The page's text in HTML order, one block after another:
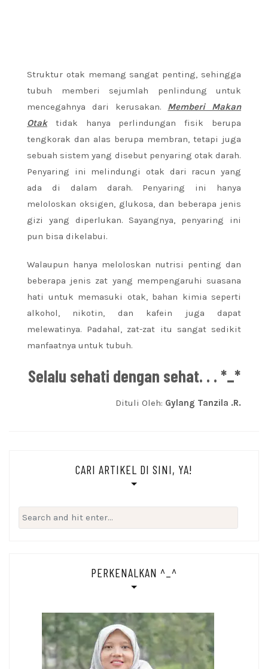
Struktur otak memang sangat penting, sehingga
tubuh memberi sejumlah penlindung untuk
mencegahnya dari kerusakan. Memberi Makan
Otaktidak hanya perlindungan fisik berupa
tengkorak dan alas berupa membran, tetapi juga
sebuah sistem yang disebut penyaring otak darah.
Penyaring ini melindungi otak dari racun yang
ada di dalam darah. Penyaring ini hanya
meloloskan oksigen, glukosa, dan beberapa jenis
gizi yang diperlukan. Sayangnya, penyaring ini
pun bisa dikelabui.
Walaupun hanya meloloskan nutrisi penting dan
beberapa jenis zat yang mempengaruhi suasana
hati untuk memasuki otak, bahan kimia seperti
alkohol, nikotin, dan kafein juga dapat
melewatinya. Padahal, zat-zat itu sangat sedikit
manfaatnya untuk tubuh.
Selalu sehati dengan sehat. . . *_*
Dituli Oleh: Gylang Tanzila .R.
CARI ARTIKEL DI SINI, YA!
Search
for:
PERKENALKAN ^_^